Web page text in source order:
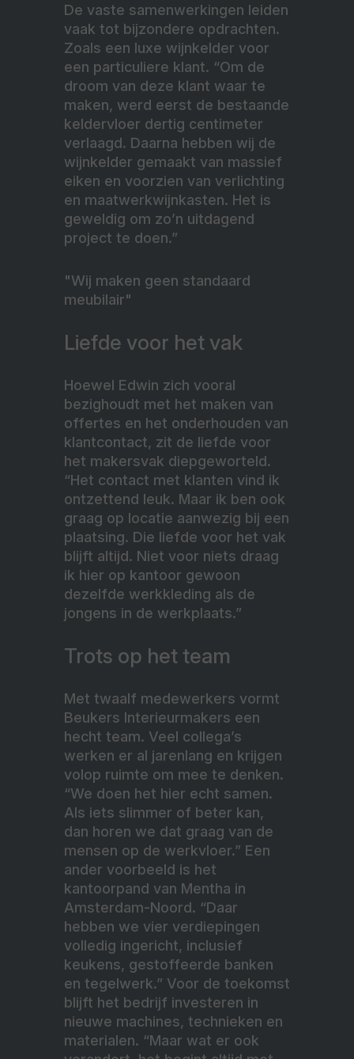
De vaste samenwerkingen leiden
vaak tot bijzondere opdrachten.
Zoals een luxe wijnkelder voor
een particuliere klant. “Om de
droom van deze klant waar te
maken, werd eerst de bestaande
keldervloer dertig centimeter
verlaagd. Daarna hebben wij de
wijnkelder gemaakt van massief
eiken en voorzien van verlichting
en maatwerkwijnkasten. Het is
geweldig om zo’n uitdagend
project te doen.”
"Wij maken geen standaard
meubilair"
Liefde voor het vak
Hoewel Edwin zich vooral
bezighoudt met het maken van
offertes en het onderhouden van
klantcontact, zit de liefde voor
het makersvak diepgeworteld.
“Het contact met klanten vind ik
ontzettend leuk. Maar ik ben ook
graag op locatie aanwezig bij een
plaatsing. Die liefde voor het vak
blijft altijd. Niet voor niets draag
ik hier op kantoor gewoon
dezelfde werkkleding als de
jongens in de werkplaats.”
Trots op het team
Met twaalf medewerkers vormt
Beukers Interieurmakers een
hecht team. Veel collega’s
werken er al jarenlang en krijgen
volop ruimte om mee te denken.
“We doen het hier echt samen.
Als iets slimmer of beter kan,
dan horen we dat graag van de
mensen op de werkvloer.” Een
ander voorbeeld is het
kantoorpand van Mentha in
Amsterdam-Noord. “Daar
hebben we vier verdiepingen
volledig ingericht, inclusief
keukens, gestoffeerde banken
en tegelwerk.” Voor de toekomst
blijft het bedrijf investeren in
nieuwe machines, technieken en
materialen. “Maar wat er ook